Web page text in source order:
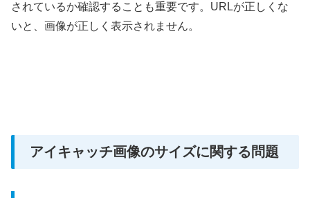
されているか確認することも重要です。URLが正しくな
いと、画像が正しく表示されません。
アイキャッチ画像のサイズに関する問題